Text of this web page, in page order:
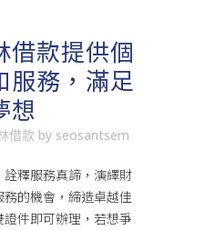
借款提供個
服務，滿足
想
借款 by seosantsem
釋服務真諦，演繹財
的機會，締造卓越佳
件即可辦理，若想爭